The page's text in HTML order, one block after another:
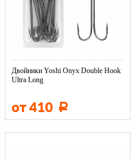
Двойники Yoshi Onyx Double Hook
Ultra Long
от 410 Р